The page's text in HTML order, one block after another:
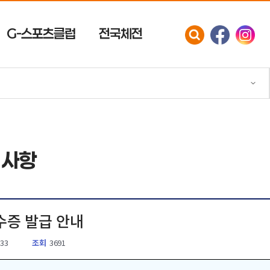
G-스포츠클럽 전국체전
항
증 발급 안내
조회 3691